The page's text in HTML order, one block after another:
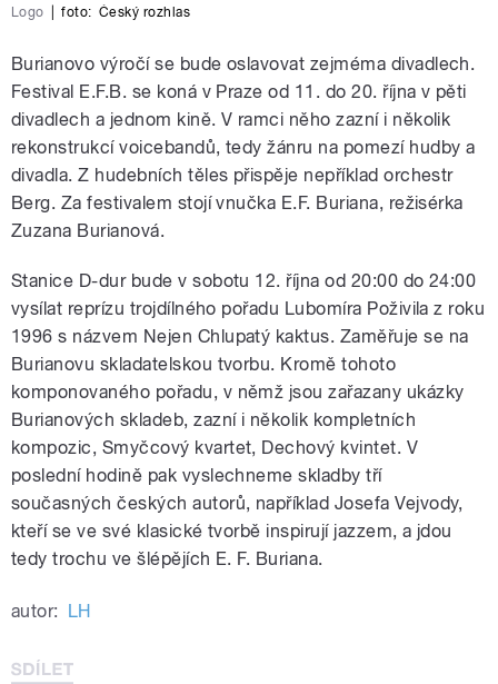
Logo foto: Český rozhlas
Burianovo výročí se bude oslavovat zejméma divadlech.
Festival E.F.B. se koná v Praze od 11. do 20. října v pěti
divadlech a jednom kině. V ramci něho zazní i několik
rekonstrukcí voicebandů, tedy žánru na pomezí hudby a
divadla. Z hudebních těles přispěje nepříklad orchestr
Berg. Za festivalem stojí vnučka E.F. Buriana, režisérka
Zuzana Burianová.
Stanice D-dur bude v sobotu 12. října od 20:00 do 24:00
vysílat reprízu trojdílného pořadu Lubomíra Poživila z roku
1996 s názvem Nejen Chlupatý kaktus. Zaměřuje se na
Burianovu skladatelskou tvorbu. Kromě tohoto
komponovaného pořadu, v němž jsou zařazany ukázky
Burianových skladeb, zazní i několik kompletních
kompozic, Smyčcový kvartet, Dechový kvintet. V
poslední hodině pak vyslechneme skladby tří
současných českých autorů, například Josefa Vejvody,
kteří se ve své klasické tvorbě inspirují jazzem, a jdou
tedy trochu ve šlépějích E. F. Buriana.
autor: LH